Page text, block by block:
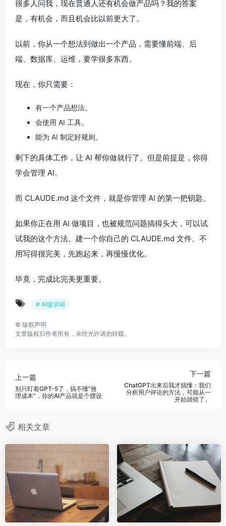
很多人问我，现在普通人还有机会做产品吗？我的答案
是，有机会，而且机会比以前更大了。
以前，你从一个想法到做出一个产品，需要懂前端、后
端、数据库、运维，要学很多东西。
现在，你只需要：
有一个产品想法。
会使用 AI 工具。
能为 AI 制定好规则。
剩下的具体工作，让 AI 帮你做就行了。但是前提是，你得
学会管理 AI。
而 CLAUDE.md 这个文件，就是你管理 AI 的第一把钥匙。
如果你正在用 AI 做项目，也被规范问题搞得头大，可以试
试我的这个方法。建一个你自己的 CLAUDE.md 文件。不
用写得很完美，先跑起来，再慢慢优化。
毕竟，完成比完美更重要。
# AI提示词
© 版权声明
文章版权归作者所有，未经允许请勿转载。
上一篇
别只盯着GPT-5了，搞不懂“推
理成本”，你的AI产品就是个摆设
下一篇
ChatGPT出来后我才搞懂：我们
分析用户评论的方法，可能从一
开始就错了。
相关文章